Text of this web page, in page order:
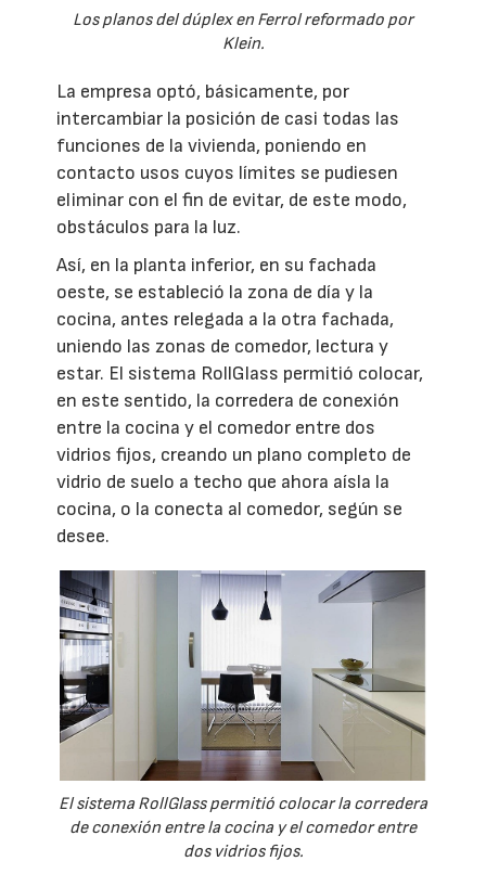
Los planos del dúplex en Ferrol reformado por
Klein.
La empresa optó, básicamente, por
intercambiar la posición de casi todas las
funciones de la vivienda, poniendo en
contacto usos cuyos límites se pudiesen
eliminar con el fin de evitar, de este modo,
obstáculos para la luz.
Así, en la planta inferior, en su fachada
oeste, se estableció la zona de día y la
cocina, antes relegada a la otra fachada,
uniendo las zonas de comedor, lectura y
estar. El sistema RollGlass permitió colocar,
en este sentido, la corredera de conexión
entre la cocina y el comedor entre dos
vidrios fijos, creando un plano completo de
vidrio de suelo a techo que ahora aísla la
cocina, o la conecta al comedor, según se
desee.
El sistema RollGlass permitió colocar la corredera
de conexión entre la cocina y el comedor entre
dos vidrios fijos.